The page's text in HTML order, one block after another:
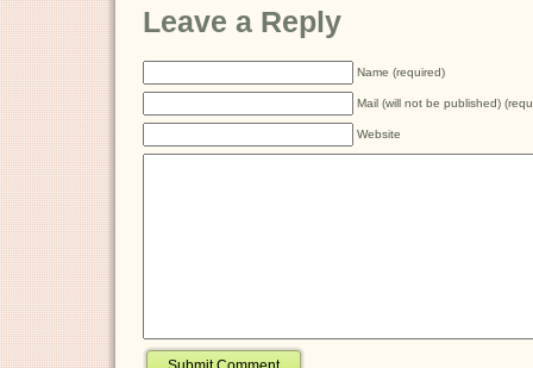
Leave a Reply
Name (required)
Mail (will not be published)
Website